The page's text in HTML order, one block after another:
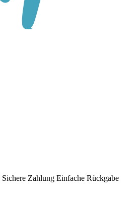
Sichere Zahlung Einfache Rückgabe